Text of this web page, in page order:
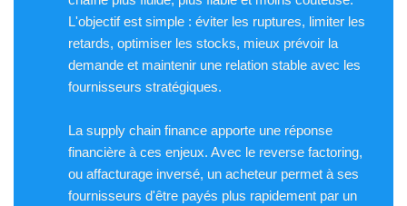
L'objectif est simple : éviter les ruptures, limiter les
retards, optimiser les stocks, mieux prévoir la
demande et maintenir une relation stable avec les
fournisseurs stratégiques.
La supply chain finance apporte une réponse
financière à ces enjeux. Avec le reverse factoring,
ou affacturage inversé, un acheteur permet à ses
fournisseurs d'être payés plus rapidement par un